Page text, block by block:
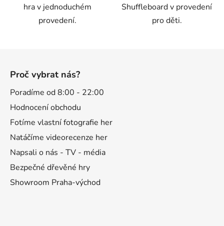
hra v jednoduchém
provedení.
Shuffleboard v provedení
pro děti.
Proč vybrat nás?
Poradíme od 8:00 - 22:00
Hodnocení obchodu
Fotíme vlastní fotografie her
Natáčíme videorecenze her
Napsali o nás - TV - média
Bezpečné dřevěné hry
Showroom Praha-východ